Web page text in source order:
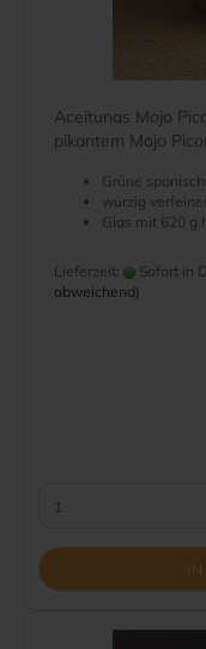
Aceitunas Mojo
pikantem Mojo
Grüne
würzig
Glas mit 620 g
Lieferzeit: Sofort in
abweichend)